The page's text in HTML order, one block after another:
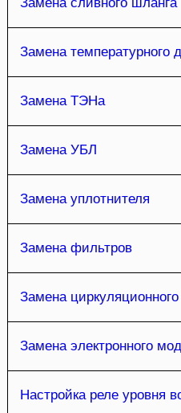
Замена температурного
Замена ТЭНа
Замена УБЛ
Замена уплотнителя
Замена фильтров
Замена
Замена электронного
Настройка реле уровня